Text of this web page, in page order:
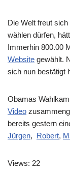
Die Welt freut
wählen dürfen,
Immerhin 800.00
Website gewählt.
sich nun bestätigt
Obamas
Video
bereits gestern
Jürgen, Robert,
Views: 22